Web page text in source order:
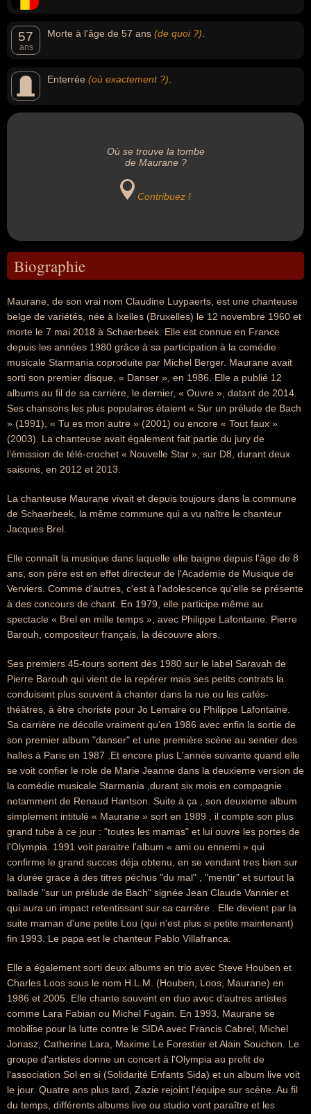
57
ans
Morte à l'âge de 57 ans (de quoi ?)
Enterrée (où exactement ?)
Où se trouve la tombe
de Maurane ?
Contribuez !
Biographie
Maurane, de son vrai nom Claudine Luypaerts, est une chanteuse
belge de variétés, née à Ixelles (Bruxelles) le 12 novembre 1960 et
morte le 7 mai 2018 à Schaerbeek. Elle est connue en France
depuis les années 1980 grâce à sa participation à la comédie
musicale Starmania coproduite par Michel Berger. Maurane avait
sorti son premier disque, « Danser », en 1986. Elle a publié 12
albums au fil de sa carrière, le dernier, « Ouvre », datant de 2014.
Ses chansons les plus populaires étaient « Sur un prélude de Bach
» (1991), « Tu es mon autre » (2001) ou encore « Tout faux »
(2003). La chanteuse avait également fait partie du jury de
l’émission de télé-crochet « Nouvelle Star », sur D8, durant deux
saisons, en 2012 et 2013.
La chanteuse Maurane vivait et depuis toujours dans la commune
de Schaerbeek, la même commune qui a vu naître le chanteur
Jacques Brel.
Elle connaît la musique dans laquelle elle baigne depuis l'âge de 8
ans, son père est en effet directeur de l'Académie de Musique de
Verviers. Comme d'autres, c'est à l'adolescence qu'elle se présente
à des concours de chant. En 1979, elle participe même au
spectacle « Brel en mille temps », avec Philippe Lafontaine. Pierre
Barouh, compositeur français, la découvre alors.
Ses premiers 45-tours sortent dès 1980 sur le label Saravah de
Pierre Barouh qui vient de la repérer mais ses petits contrats la
conduisent plus souvent à chanter dans la rue ou les cafés-
théâtres, à être choriste pour Jo Lemaire ou Philippe Lafontaine.
Sa carrière ne décolle vraiment qu'en 1986 avec enfin la sortie de
son premier album "danser" et une première scène au sentier des
halles à Paris en 1987 .Et encore plus L'année suivante quand elle
se voit confier le role de Marie Jeanne dans la deuxieme version de
la comédie musicale Starmania ,durant six mois en compagnie
notamment de Renaud Hantson. Suite à ça , son deuxieme album
simplement intitulé « Maurane » sort en 1989 , il compte son plus
grand tube à ce jour : "toutes les mamas" et lui ouvre les portes de
l'Olympia. 1991 voit paraitre l'album « ami ou ennemi » qui
confirme le grand succes déja obtenu, en se vendant tres bien sur
la durée grace à des titres péchus "du mal" , "mentir" et surtout la
ballade "sur un prélude de Bach" signée Jean Claude Vannier et
qui aura un impact retentissant sur sa carrière . Elle devient par la
suite maman d'une petite Lou (qui n'est plus si petite maintenant)
fin 1993. Le papa est le chanteur Pablo Villafranca.
Elle a également sorti deux albums en trio avec Steve Houben et
Charles Loos sous le nom H.L.M. (Houben, Loos, Maurane) en
1986 et 2005. Elle chante souvent en duo avec d’autres artistes
comme Lara Fabian ou Michel Fugain. En 1993, Maurane se
mobilise pour la lutte contre le SIDA avec Francis Cabrel, Michel
Jonasz, Catherine Lara, Maxime Le Forestier et Alain Souchon. Le
groupe d'artistes donne un concert à l'Olympia au profit de
l'association Sol en si (Solidarité Enfants Sida) et un album live voit
le jour. Quatre ans plus tard, Zazie rejoint l'équipe sur scène. Au fil
du temps, différents albums live ou studio vont paraître et les